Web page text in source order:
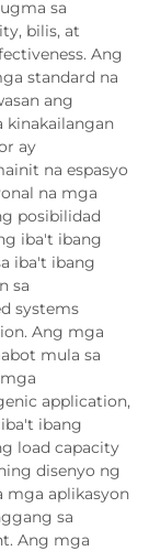
sa
bilis, at
Ang
standard na
ang
kinakailangan
ay
na espasyo
na mga
posibilidad
iba't ibang
iba't ibang
sa
systems
Ang mga
mula sa
application,
ibang
load capacity
disenyo ng
mga aplikasyon
sa
Ang mga